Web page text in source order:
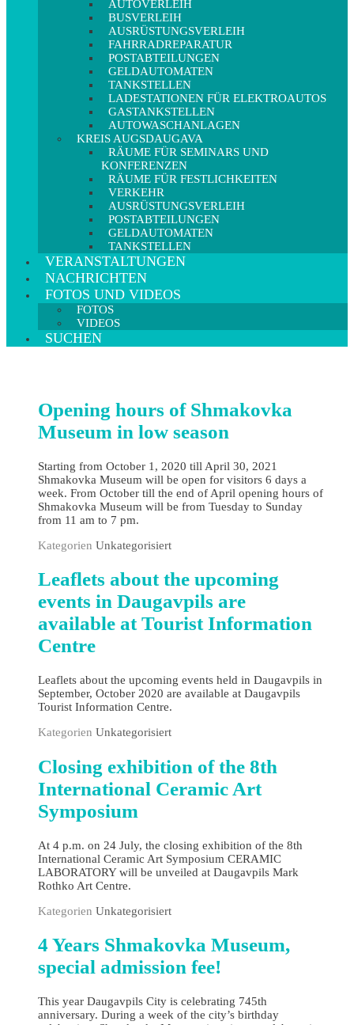
AUTOVERLEIH
BUSVERLEIH
AUSRÜSTUNGSVERLEIH
FAHRRADREPARATUR
POSTABTEILUNGEN
GELDAUTOMATEN
TANKSTELLEN
LADESTATIONEN FÜR ELEKTROAUTOS
GASTANKSTELLEN
AUTOWASCHANLAGEN
KREIS AUGSDAUGAVA
RÄUME FÜR SEMINARS UND
KONFERENZEN
RÄUME FÜR FESTLICHKEITEN
VERKEHR
AUSRÜSTUNGSVERLEIH
POSTABTEILUNGEN
GELDAUTOMATEN
TANKSTELLEN
VERANSTALTUNGEN
NACHRICHTEN
FOTOS UND VIDEOS
FOTOS
VIDEOS
SUCHEN
Opening hours of Shmakovka
Museum in low season
Starting from October 1, 2020 till April 30, 2021
Shmakovka Museum will be open for visitors 6 days a
week. From October till the end of April opening hours of
Shmakovka Museum will be from Tuesday to Sunday
from 11 am to 7 pm.
Kategorien Unkategorisiert
Leaflets about the upcoming
events in Daugavpils are
available at Tourist Information
Centre
Leaflets about the upcoming events held in Daugavpils in
September, October 2020 are available at Daugavpils
Tourist Information Centre.
Kategorien Unkategorisiert
Closing exhibition of the 8th
International Ceramic Art
Symposium
At 4 p.m. on 24 July, the closing exhibition of the 8th
International Ceramic Art Symposium CERAMIC
LABORATORY will be unveiled at Daugavpils Mark
Rothko Art Centre.
Kategorien Unkategorisiert
4 Years Shmakovka Museum,
special admission fee!
This year Daugavpils City is celebrating 745th
anniversary. During a week of the city’s birthday